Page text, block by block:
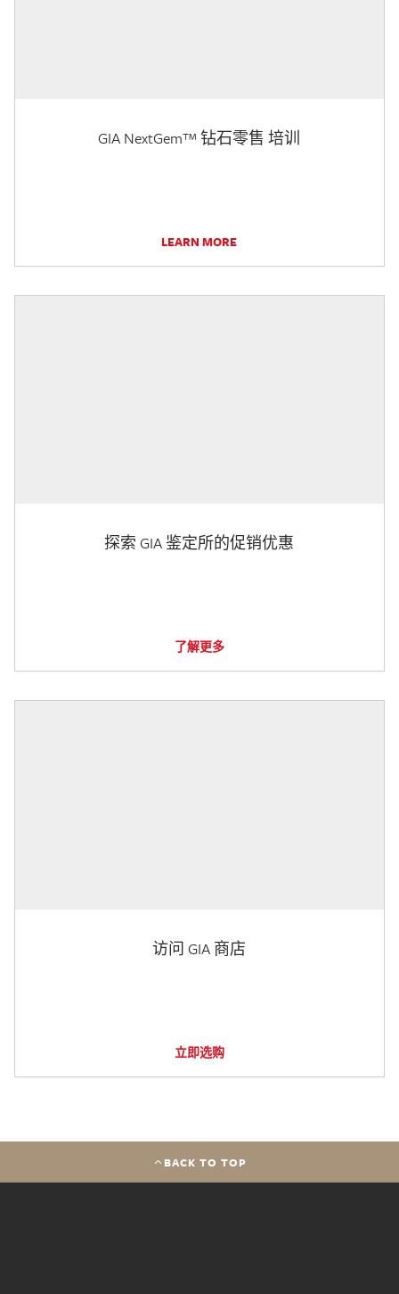
GIA NextGem™ 钻石零售 培训
LEARN MORE
探索 GIA 鉴定所的促销优惠
了解更多
访问 GIA 商店
立即选购
BACK TO TOP